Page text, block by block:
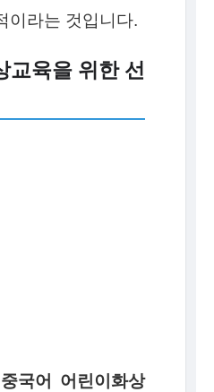
이라는 것입니다.
교육을 위한 선
중국어 어린이화상